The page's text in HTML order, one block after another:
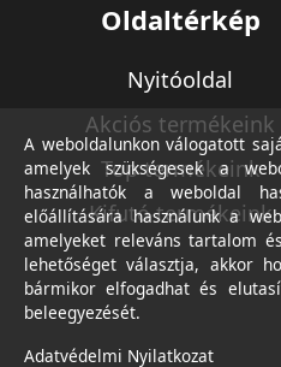
Oldaltérkép
Nyitóoldal
Akciós termékeink
Top termékeink
Kifutó termékeink
A weboldalunkon válogatott
amelyek szükségesek a
használhatók a weboldal
előállítására használunk a
amelyeket releváns tartalom
lehetőséget választja, akkor
bármikor elfogadhat és
beleegyezését.
Adatvédelmi Nyilatkozat